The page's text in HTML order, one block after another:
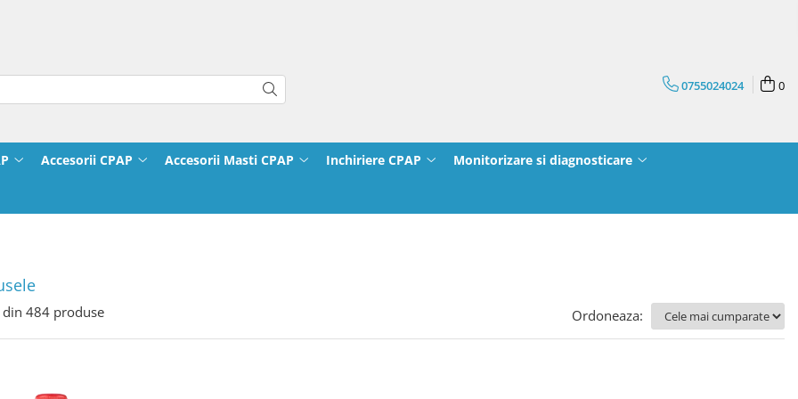
0755024024 0
Accesorii CPAP Accesorii Masti CPAP Inchiriere CPAP Monitorizare si diagnosticare
din 484 produse Ordoneaza: